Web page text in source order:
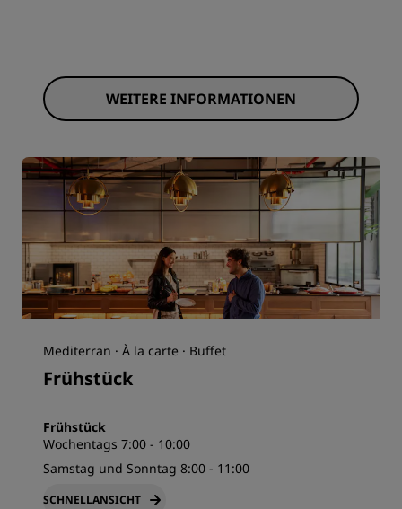
WEITERE INFORMATIONEN
Mediterran · À la carte · Buffet
Frühstück
Frühstück
Wochentags 7:00 - 10:00
Samstag und Sonntag 8:00 - 11:00
SCHNELLANSICHT